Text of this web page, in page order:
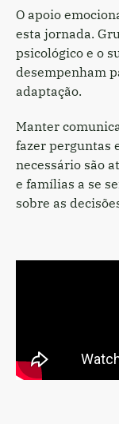
O apoio
esta jornada.
psicológico e o
desempenham
adaptação.
Manter
fazer perguntas
necessário são
e famílias a se
sobre as